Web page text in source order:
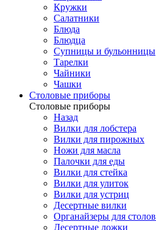
Кружки
Салатники
Блюда
Блюдца
Супницы и бульонницы
Тарелки
Чайники
Чашки
Cтоловые приборы
Cтоловые приборы
Назад
Вилки для лобстера
Вилки для пирожных
Ножи для масла
Палочки для еды
Вилки для стейка
Вилки для улиток
Вилки для устриц
Десертные вилки
Органайзеры для
Десертные ложки